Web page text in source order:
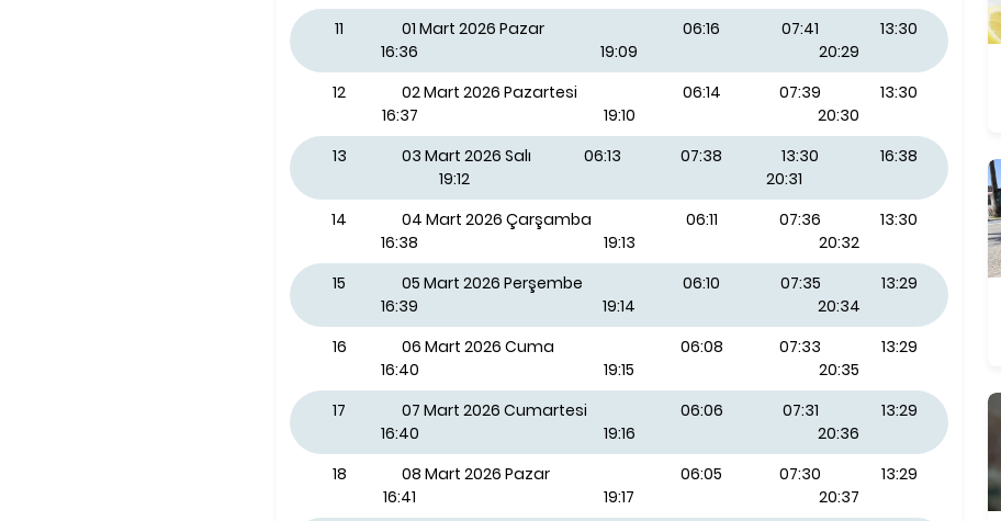
11
01 Mart 2026 Pazar 06:16 07:41
13:30
16:36
19:09
20:29
12
02 Mart 2026 Pazartesi 06:14 07:39
13:30
16:37
19:10
20:30
13
03 Mart 2026 Salı 06:13 07:38 13:30
16:38
19:12
20:31
14
04 Mart 2026 Çarşamba 06:11 07:36
13:30
16:38
19:13
20:32
15
05 Mart 2026 Perşembe 06:10 07:35
13:29
16:39
19:14
20:34
16
06 Mart 2026 Cuma 06:08 07:33
13:29
16:40
19:15
20:35
17
07 Mart 2026 Cumartesi 06:06 07:31
13:29
16:40
19:16
20:36
18
08 Mart 2026 Pazar 06:05 07:30
13:29
16:41
19:17
20:37